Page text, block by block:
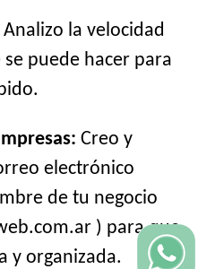
Analizo la velocidad
puede hacer para
Creo y
electrónico
de tu negocio
) para que
y organizada.